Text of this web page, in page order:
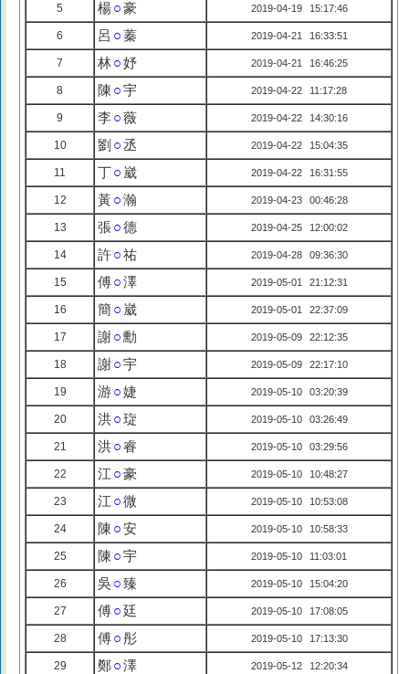
5 楊○豪 2019-04-19 15:17:46
6 呂 ○蓁 2019-04-21 16:33:51
7 林○妤 2019-04-21 16:46:25
8 陳 ○宇 2019-04-22 11:17:28
9 李○薇 2019-04-22 14:30:16
10 劉 ○丞 2019-04-22 15:04:35
11 丁○ 崴 2019-04-22 16:31:55
12 黃○瀚 2019-04-23 00:46:28
13 張○德 2019-04-25 12:00:02
14 許○祐 2019-04-28 09:36:30
15 傅○澤 2019-05-01 21:12:31
16 簡 ○ 崴 2019-05-01 22:37:09
17 謝○勳 2019-05-09 22:12:35
18 謝○宇 2019-05-09 22:17:10
19 游○婕 2019-05-10 03:20:39
20 洪○琁 2019-05-10 03:26:49
21 洪○睿 2019-05-10 03:29:56
22 江 ○豪 2019-05-10 10:48:27
23 江 ○微 2019-05-10 10:53:08
24 陳 ○安 2019-05-10 10:58:33
25 陳 ○宇 2019-05-10 11:03:01
26 吳 ○臻 2019-05-10 15:04:20
27 傅○廷 2019-05-10 17:08:05
28 傅○彤 2019-05-10 17:13:30
29 鄭○澤 2019-05-12 12:20:34